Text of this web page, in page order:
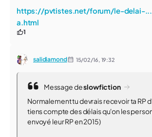
https://pvtistes.net/forum/le-delai-
a.html
1
salidiamond 15/02/16, 19:32
Message deslowfiction
Normalement tu devrais recevoir ta RP
tiens compte des délais qu'on les
envoyé leur RP en 2015)